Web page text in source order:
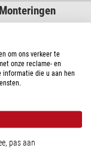
Monteringen
Om uw waardevolle
Wij vinden voor u
hoogwaardige
observatoria: elk in
om ons verkeer te
onze reclame- en
informatie die u aan hen
pas aan